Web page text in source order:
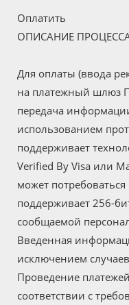
Оплатить
ОПИСАНИЕ
Для оплаты (ввода
на платежный шлюз
передача
использованием
поддерживает
Verified By Visa или
может
поддерживает 256-
сообщаемой
Введенная
исключением
Проведение
соответствии с